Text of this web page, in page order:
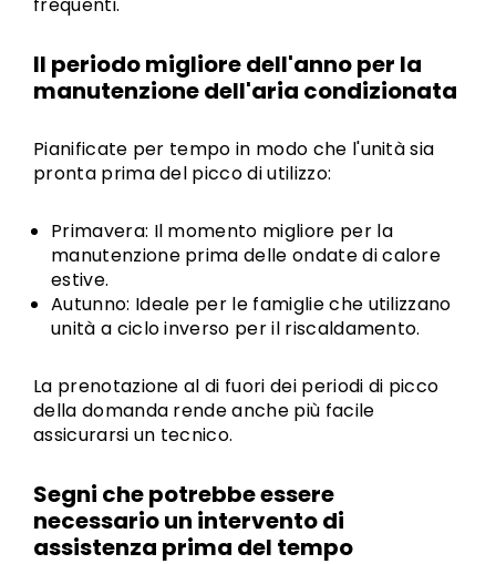
Il periodo migliore dell'annoper la
manutenzione dell'aria condizionata
Pianificate per tempo in modo che l'unità sia
pronta prima del picco di utilizzo:
Primavera: Il momento migliore per la
manutenzione prima delle ondate di calore
estive.
Autunno: Ideale per le famiglie che utilizzano
unità a ciclo inverso per il riscaldamento.
La prenotazione al di fuori dei periodi di picco
della domanda rende anche più facile
assicurarsi un tecnico.
Segni che potrebbe essere
necessario un intervento di
assistenza prima del tempo